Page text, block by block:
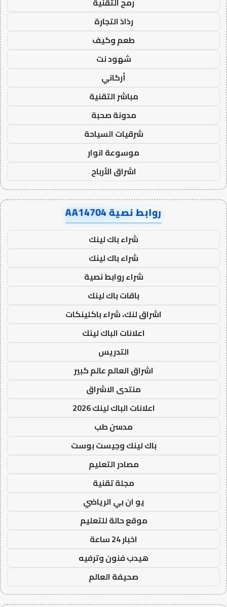
رذاذ التجارة
طعم وكيف
شهود نت
أركاني
مباشر التقنية
مدونة صحبة
شرقيات السياحة
موسوعة انوار
اشراق الأرباح
روابط نصية AA14704
شراء باك لينك
شراء باك لينك
شراء روابط نصية
باقات باك لينك
اشراق لنك، شراء باكلينكات
اعلانات الباك لينك
التدريس
اشراق العالم عالم كبير
منتدى الاشراق
اعلانات الباك لينك 2026
مدسن طب
باك لينك وجيست بوست
مصادر التعليم
مجلة تقنية
يو ان بي الرياضي
موقع حالة للتعليم
اخبار 24 ساعة
هيدب فنون وترفيه
صحيفة العالم